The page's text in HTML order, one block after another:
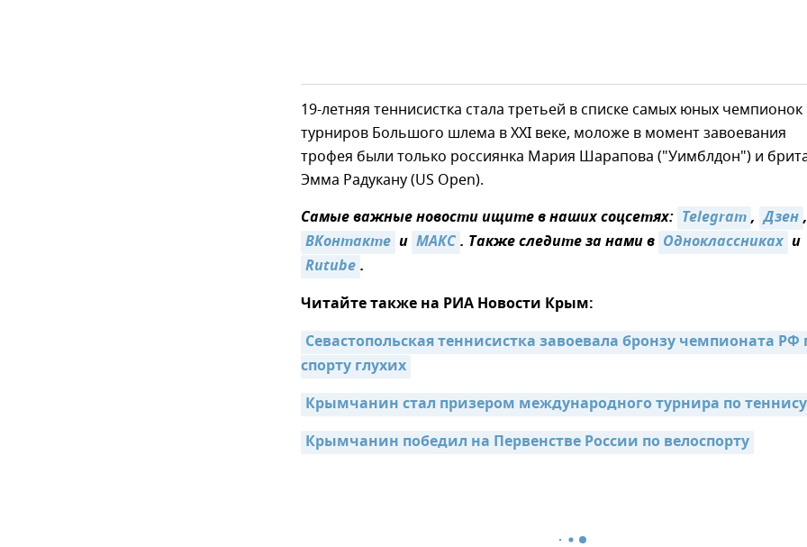
19-летняя теннисистка стала третьей в списке самых юных чемпионок
турниров Большого шлема в XXI веке, моложе в момент завоевания
трофея были только россиянка Мария Шарапова ("Уимблдон") и
Эмма Радукану (US Open).
Самые важные новости ищите в наших соцсетях: Telegram, Дзен,
ВКонтакте и MAКС. Также следите за нами в Одноклассниках и
Rutube.
Читайте также на РИА Новости Крым:
Севастопольская теннисистка завоевала бронзу чемпионата РФ
спорту глухих
Крымчанин стал призером международного турнира по теннису
Крымчанин победил на Первенстве России по велоспорту